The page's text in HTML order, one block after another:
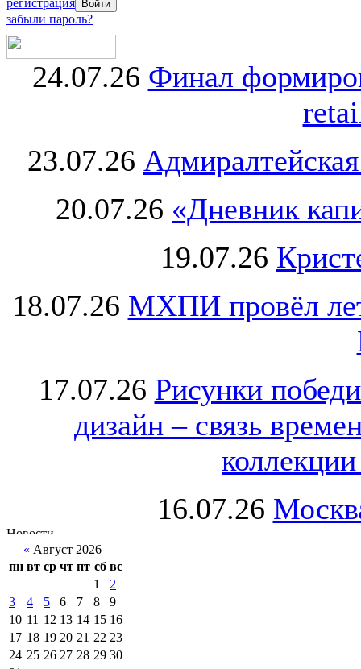
регистрация
забыли пароль?
24.07.26 Финал
23.07.26
20.07.26 «Дневник
19.07.26
18.07.26 МХПИ провёл
17.07.26 Рисунки
дизайн – связь
16.07.26
« Август 2026
пн вт ср чт пт сб вс
1
2
3
4 5 6 7 8
9
10 11 12 13 14 15 16
17 18 19 20 21 22 23
24 25 26 27 28 29 30